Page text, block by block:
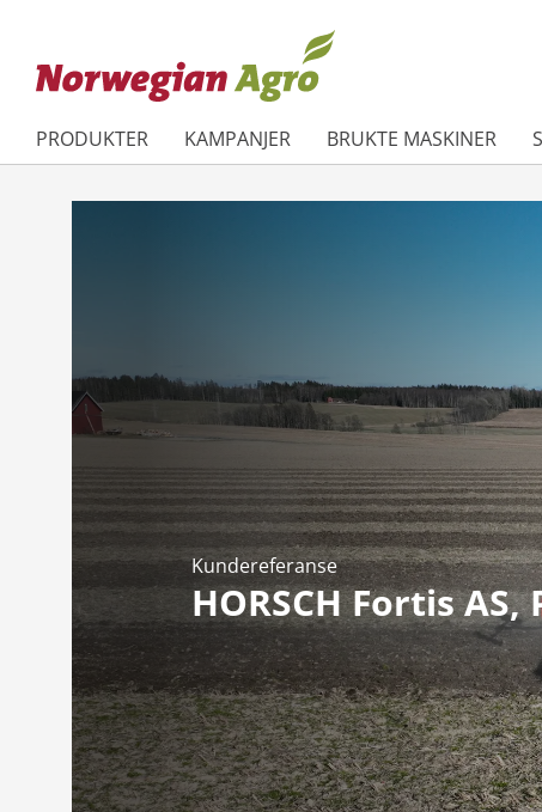
PRODUKTER KAMPANJER BRUKTE MASKINER
Kundereferanse
HORSCH Fortis